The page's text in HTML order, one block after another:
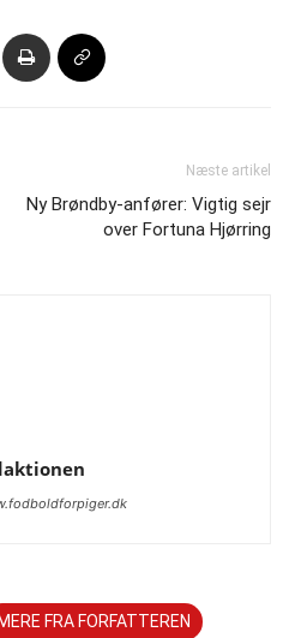
Næste artikel
Ny Brøndby-anfører: Vigtig sejr
over Fortuna Hjørring
FRA FORFATTEREN